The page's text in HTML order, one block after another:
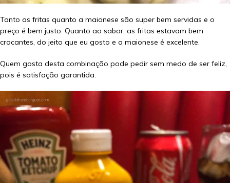
Tanto as fritas quanto a maionese são super bem servidas e o
preço é bem justo. Quanto ao sabor, as fritas estavam bem
crocantes, do jeito que eu gosto e a maionese é excelente.
Quem gosta desta combinação pode pedir sem medo de ser feliz,
pois é satisfação garantida.